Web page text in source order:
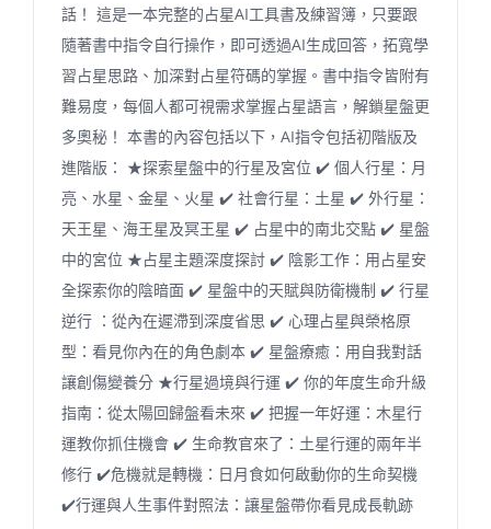
話！ 這是一本完整的占星AI工具書及練習簿，只要跟
隨著書中指令自行操作，即可透過AI生成回答，拓寬學
習占星思路、加深對占星符碼的掌握。書中指令皆附有
難易度，每個人都可視需求掌握占星語言，解鎖星盤更
多奧秘！ 本書的內容包括以下，AI指令包括初階版及
進階版： ★探索星盤中的行星及宮位 ✔️ 個人行星：月
亮、水星、金星、火星 ✔️ 社會行星：土星 ✔️ 外行星：
天王星、海王星及冥王星 ✔️ 占星中的南北交點 ✔️ 星盤
中的宮位 ★占星主題深度探討 ✔️ 陰影工作：用占星安
全探索你的陰暗面 ✔️ 星盤中的天賦與防衛機制 ✔️ 行星
逆行 ：從內在遲滯到深度省思 ✔️ 心理占星與榮格原
型：看見你內在的角色劇本 ✔️ 星盤療癒：用自我對話
讓創傷變養分 ★行星過境與行運 ✔️ 你的年度生命升級
指南：從太陽回歸盤看未來 ✔️ 把握一年好運：木星行
運教你抓住機會 ✔️ 生命教官來了：土星行運的兩年半
修行 ✔️危機就是轉機：日月食如何啟動你的生命契機
✔️行運與人生事件對照法：讓星盤帶你看見成長軌跡